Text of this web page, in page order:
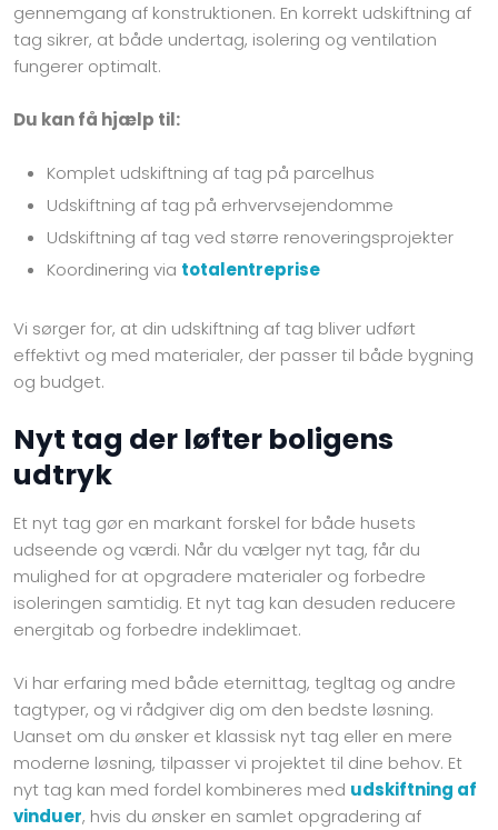
gennemgang af konstruktionen. En korrekt udskiftning af
tag sikrer, at både undertag, isolering og ventilation
fungerer optimalt.
Du kan få hjælp til:
Komplet udskiftning af tag på parcelhus
Udskiftning af tag på erhvervsejendomme
Udskiftning af tag ved større renoveringsprojekter
Koordinering via totalentreprise
Vi sørger for, at din udskiftning af tag bliver udført
effektivt og med materialer, der passer til både bygning
og budget.
Nyt tag der løfter boligens
udtryk
Et nyt tag gør en markant forskel for både husets
udseende og værdi. Når du vælger nyt tag, får du
mulighed for at opgradere materialer og forbedre
isoleringen samtidig. Et nyt tag kan desuden reducere
energitab og forbedre indeklimaet.
Vi har erfaring med både eternittag, tegltag og andre
tagtyper, og vi rådgiver dig om den bedste løsning.
Uanset om du ønsker et klassisk nyt tag eller en mere
moderne løsning, tilpasser vi projektet til dine behov. Et
nyt tag kan med fordel kombineres med udskiftning af
vinduer, hvis du ønsker en samlet opgradering af